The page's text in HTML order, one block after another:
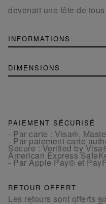
devenait une fête de
INFORMATIONS
DIMENSIONS
PAIEMENT SÉCURISÉ
- Par carte : Visa®,
- Par paiement carte
Secure : Verified by
American Express
- Par Apple Pay® et
RETOUR OFFERT
Les retours sont offerts